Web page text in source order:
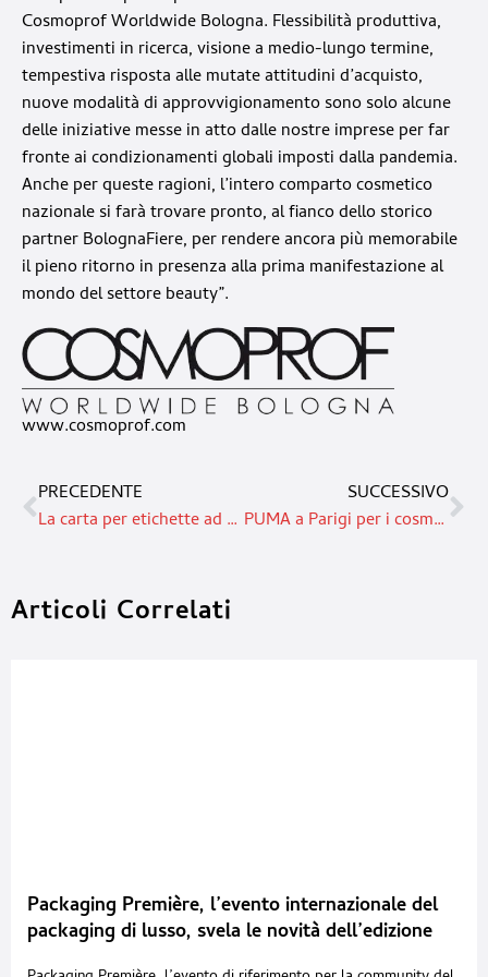
Cosmoprof Worldwide Bologna. Flessibilità produttiva,
investimenti in ricerca, visione a medio-lungo termine,
tempestiva risposta alle mutate attitudini d’acquisto,
nuove modalità di approvvigionamento sono solo alcune
delle iniziative messe in atto dalle nostre imprese per far
fronte ai condizionamenti globali imposti dalla pandemia.
Anche per queste ragioni, l’intero comparto cosmetico
nazionale si farà trovare pronto, al fianco dello storico
partner BolognaFiere, per rendere ancora più memorabile
il pieno ritorno in presenza alla prima manifestazione al
mondo del settore beauty”.
www.cosmoprof.com
PRECEDENTE
La carta per etichette ad alte prestazioni offre risultati convincenti per numerose applicazioni
SUCCESSIVO
PUMA a Parigi per i cosmetici e la cura del corpo
Articoli Correlati
Packaging Première, l’evento internazionale del
packaging di lusso, svela le novità dell’edizione